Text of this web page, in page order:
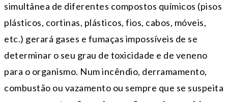
simultânea de diferentes compostos químicos (pisos
plásticos, cortinas, plásticos, fios, cabos, móveis,
etc.) gerará gases e fumaças impossíveis de se
determinar o seu grau de toxicidade e de veneno
para o organismo. Num incêndio, derramamento,
combustão ou vazamento ou sempre que se suspeita